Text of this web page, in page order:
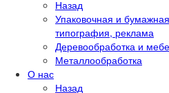
Назад
Упаковочная и
типография, реклама
Деревообработка и
Металлообработка
О нас
Назад